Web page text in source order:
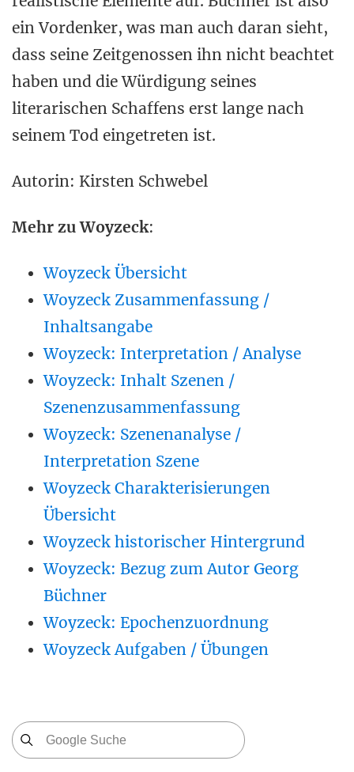
ein Vordenker, was man auch daran sieht,
dass seine Zeitgenossen ihn nicht beachtet
haben und die Würdigung seines
literarischen Schaffens erst lange nach
seinem Tod eingetreten ist.
Autorin: Kirsten Schwebel
Mehr zu Woyzeck:
Woyzeck Übersicht
Woyzeck Zusammenfassung /
Inhaltsangabe
Woyzeck: Interpretation / Analyse
Woyzeck: Inhalt Szenen /
Szenenzusammenfassung
Woyzeck: Szenenanalyse /
Interpretation Szene
Woyzeck Charakterisierungen
Übersicht
Woyzeck historischer Hintergrund
Woyzeck: Bezug zum Autor Georg
Büchner
Woyzeck: Epochenzuordnung
Woyzeck Aufgaben / Übungen